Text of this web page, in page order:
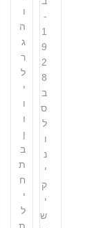
-
1
9
2
8
ב
ס
ל
ו
נ
י
ק
י
ש
ו
ה
ג
ר
ל
י
ו
ו
ן
ב
ת
ח
י
ל
ת